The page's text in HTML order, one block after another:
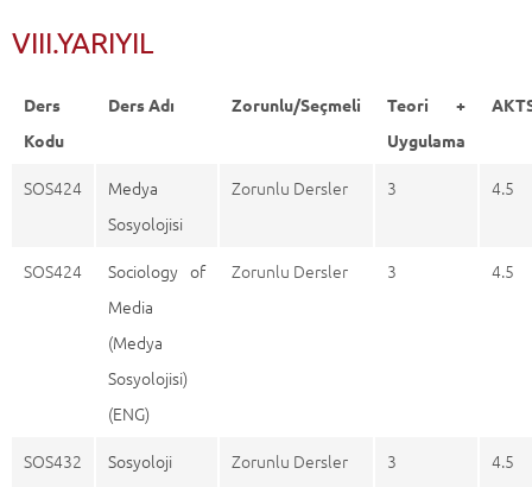
VIII.YARIYIL
Ders
Kodu
Ders Adı Zorunlu/Seçmeli
Teori +
Uygulama
SOS424
Medya
Sosyolojisi
Zorunlu Dersler 3 4.5
SOS424
Sociology of
Media
(Medya
Sosyolojisi)
(ENG)
Zorunlu Dersler 3 4.5
SOS432
Sosyoloji
Zorunlu Dersler 3 4.5